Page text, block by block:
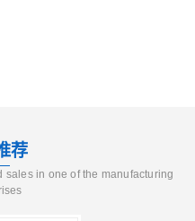
荐
sales in one of the manufacturing